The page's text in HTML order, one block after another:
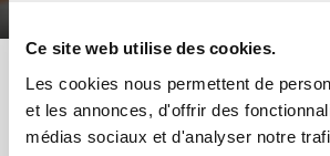
Ce site web utilise des cookies.
Les cookies nous permettent de
et les annonces, d'offrir des
médias sociaux et d'analyser notre
Selon l’endroit où vous vivez, vous